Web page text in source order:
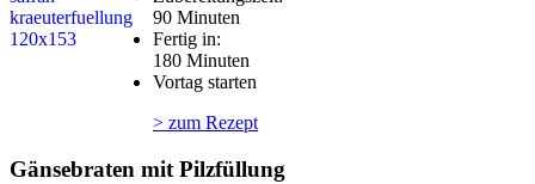
90 Minuten
Fertig in:
180 Minuten
Vortag starten
> zum Rezept
Gänsebraten mit Pilzfüllung